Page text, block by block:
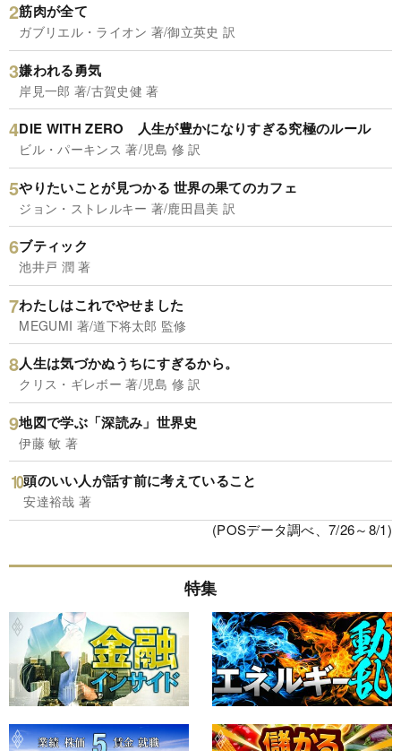
筋肉が全て
ガブリエル・ライオン 著/御立英史 訳
嫌われる勇気
岸見一郎 著/古賀史健 著
DIE WITH ZERO 人生が豊かになりすぎる究極のルール
ビル・パーキンス 著/児島 修 訳
やりたいことが見つかる 世界の果てのカフェ
ジョン・ストレルキー 著/鹿田昌美 訳
ブティック
池井戸 潤 著
わたしはこれでやせました
MEGUMI 著/道下将太郎 監修
人生は気づかぬうちにすぎるから。
クリス・ギレボー 著/児島 修 訳
地図で学ぶ「深読み」世界史
伊藤 敏 著
頭のいい人が話す前に考えていること
安達裕哉 著
(POSデータ調べ、7/26～8/1)
特集